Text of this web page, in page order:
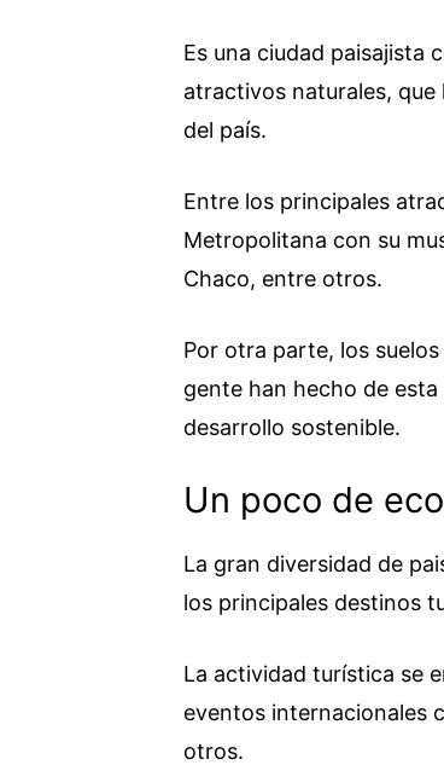
Es una ciudad paisajista
atractivos naturales,
del país.
Entre los principales
Metropolitana con su
Chaco, entre otros.
Por otra parte, los
gente han hecho de
desarrollo sostenible.
Un poco de
La gran diversidad de
los principales destinos
La actividad turística se
eventos internacionales
otros.